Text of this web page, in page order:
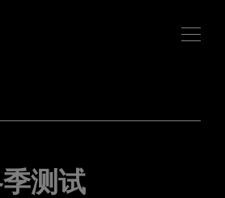
测试